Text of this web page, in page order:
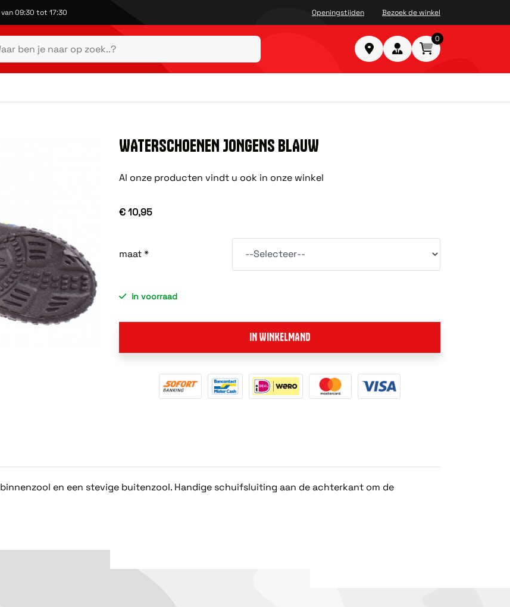
09:30 tot 17:30 Openingstijden Bezoek de winkel
0
WATERSCHOENEN JONGENS BLAUW
Al onze producten vindt u ook in onze winkel
€ 10,95
maat *
in voorraad
IN WINKELMAND
en een stevige buitenzool. Handige schuifsluiting aan de achterkant om de